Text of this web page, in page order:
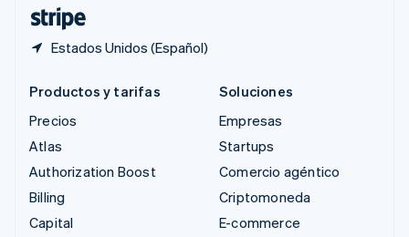
Estados Unidos (Español)
Productos y tarifas
Precios
Atlas
Authorization Boost
Billing
Capital
Soluciones
Empresas
Startups
Comercio agéntico
Criptomoneda
E-commerce